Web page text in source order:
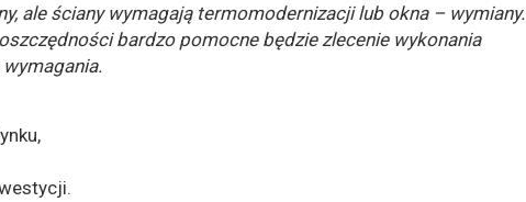
ale ściany wymagają termomodernizacji lub okna – wymiany.
bardzo pomocne będzie zlecenie wykonania